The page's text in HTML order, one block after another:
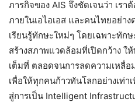
ภารกิจของ AIS จึงชัดเจนว่า เร
ภายในเอไอเอส และคนไทยอย่า
เรียนรู้ทักษะใหม่ๆ โดยเฉพาะทัก
สร้างสภาพแวดล้อมที่เปิดกว้าง ใ
เต็มที่ ตลอดจนการลดความเหลื่อ
เพื่อให้ทุกคนก้าวทันโลกอย่างเท่า
สู่การเป็น Intelligent